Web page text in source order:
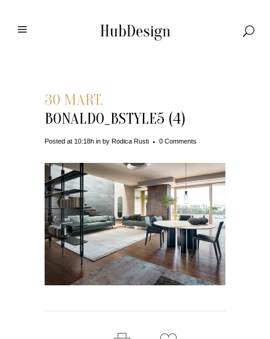
30 MART.
BONALDO_BSTYLE5 (4)
Posted at 10:18h in by Rodica Rusti 0 Comments